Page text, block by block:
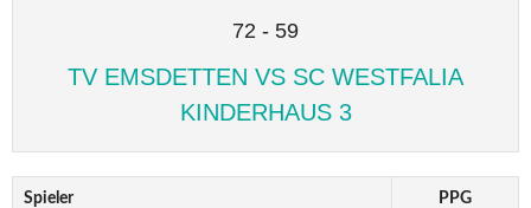
72 - 59
TV EMSDETTEN VS SC WESTFALIA
KINDERHAUS 3
Spieler PPG